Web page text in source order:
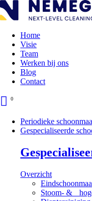
Overslaan
en
naar
inhoud
Secundaire
navigatie
Home
Visie
Team
Werken bij ons
Blog
Contact
0
Main
navigation
Periodieke
Gespecialiseerde
Overzicht
Stoom- &